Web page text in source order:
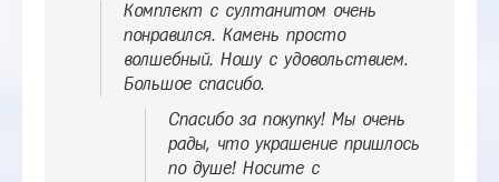
Комплект с султанитом очень
понравился. Камень просто
волшебный. Ношу с удовольствием.
Большое спасибо.
Спасибо за покупку! Мы очень
рады, что украшение пришлось
по душе! Носите с